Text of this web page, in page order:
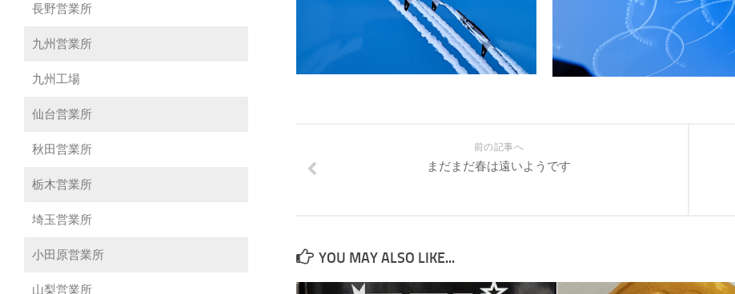
前の記事へ
まだまだ春は遠いようです
YOU MAY ALSO LIKE...
長野営業所
九州営業所
九州工場
仙台営業所
秋田営業所
栃木営業所
埼玉営業所
小田原営業所
山梨営業所